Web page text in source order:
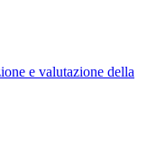
e valutazione della